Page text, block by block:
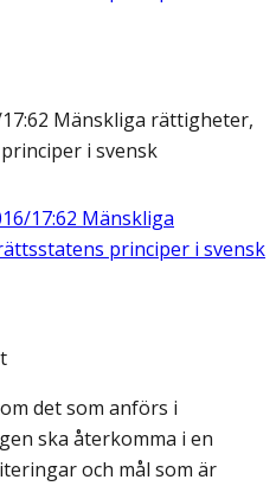
Mänskliga rättigheter,
i svensk
17:62 Mänskliga
principer i svensk
det som anförs i
ska återkomma i en
och mål som är